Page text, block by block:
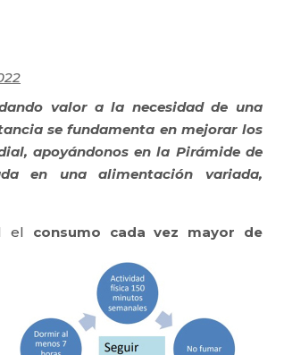
valor a la necesidad de una
se fundamenta en mejorar los
apoyándonos en la Pirámide de
en una alimentación variada,
el consumo cada vez mayor de